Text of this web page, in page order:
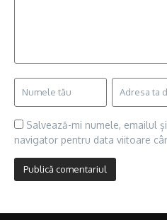
Salvează-mi numele, emailul
navigator pentru data viitoare